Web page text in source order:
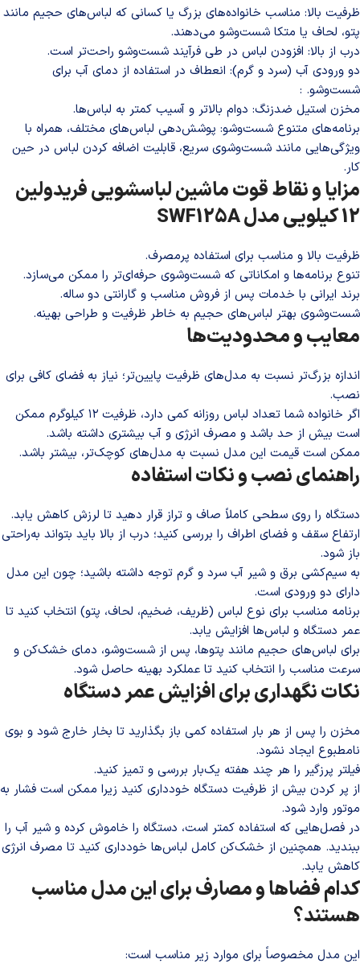
ظرفیت بالا: مناسب خانواده‌های بزرگ یا کسانی که لباس‌های حجیم مانند
پتو، لحاف یا متکا شست‌وشو می‌دهند.
درب از بالا: افزودن لباس در طی فرآیند شست‌وشو راحت‌تر است.
دو ورودی آب (سرد و گرم): انعطاف در استفاده از دمای آب برای
شست‌وشو. :
مخزن استیل ضدزنگ: دوام بالاتر و آسیب کمتر به لباس‌ها.
برنامه‌های متنوع شست‌وشو: پوشش‌دهی لباس‌های مختلف، همراه با
ویژگی‌هایی مانند شست‌وشوی سریع، قابلیت اضافه کردن لباس در حین
کار.
مزایا و نقاط قوت ماشین لباسشویی فریدولین
12 کیلویی مدل SWF125A
ظرفیت بالا و مناسب برای استفاده پرمصرف.
تنوع برنامه‌ها و امکاناتی که شست‌وشوی حرفه‌ای‌تر را ممکن می‌سازد.
برند ایرانی با خدمات پس از فروش مناسب و گارانتی دو ساله.
شست‌وشوی بهتر لباس‌های حجیم به خاطر ظرفیت و طراحی بهینه.
معایب و محدودیت‌ها
اندازه بزرگ‌تر نسبت به مدل‌های ظرفیت پایین‌تر؛ نیاز به فضای کافی برای
نصب.
اگر خانواده شما تعداد لباس روزانه کمی دارد، ظرفیت ۱۲ کیلوگرم ممکن
است بیش از حد باشد و مصرف انرژی و آب بیشتری داشته باشد.
ممکن است قیمت این مدل نسبت به مدل‌های کوچک‌تر، بیشتر باشد.
راهنمای نصب و نکات استفاده
دستگاه را روی سطحی کاملاً صاف و تراز قرار دهید تا لرزش کاهش یابد.
ارتفاع سقف و فضای اطراف را بررسی کنید؛ درب از بالا باید بتواند به‌راحتی
باز شود.
به سیم‌کشی برق و شیر آب سرد و گرم توجه داشته باشید؛ چون این مدل
دارای دو ورودی است.
برنامه مناسب برای نوع لباس (ظریف،‌ ضخیم، لحاف، پتو) انتخاب کنید تا
عمر دستگاه و لباس‌ها افزایش یابد.
برای لباس‌های حجیم مانند پتوها، پس از شست‌وشو، دمای خشک‌کن و
سرعت مناسب را انتخاب کنید تا عملکرد بهینه حاصل شود.
نکات نگهداری برای افزایش عمر دستگاه
مخزن را پس از هر بار استفاده کمی باز بگذارید تا بخار خارج شود و بوی
نامطبوع ایجاد نشود.
فیلتر پرزگیر را هر چند هفته یک‌بار بررسی و تمیز کنید.
از پر کردن بیش از ظرفیت دستگاه خودداری کنید زیرا ممکن است فشار به
موتور وارد شود.
در فصل‌هایی که استفاده کمتر است، دستگاه را خاموش کرده و شیر آب را
ببندید. همچنین از خشک‌کن کامل لباس‌ها خودداری کنید تا مصرف انرژی
کاهش یابد.
کدام فضاها و مصارف برای این مدل مناسب
هستند؟
این مدل مخصوصاً برای موارد زیر مناسب است: